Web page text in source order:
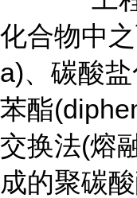
化合物中
a)、碳酸
苯酯
交换法(熔
成的聚碳